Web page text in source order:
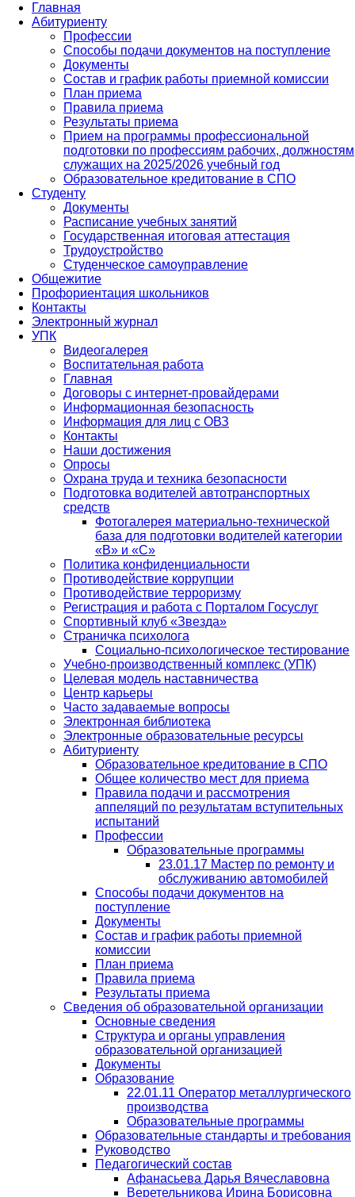
Главная
Абитуриенту
Профессии
Способы подачи документов на поступление
Документы
Состав и график работы приемной комиссии
План приема
Правила приема
Результаты приема
Прием на программы профессиональной
подготовки по профессиям рабочих, должностям
служащих на 2025/2026 учебный год
Образовательное кредитование в СПО
Студенту
Документы
Расписание учебных занятий
Государственная итоговая аттестация
Трудоустройство
Студенческое самоуправление
Общежитие
Профориентация школьников
Контакты
Электронный журнал
УПК
Видеогалерея
Воспитательная работа
Главная
Договоры с интернет-провайдерами
Информационная безопасность
Информация для лиц с ОВЗ
Контакты
Наши достижения
Опросы
Охрана труда и техника безопасности
Подготовка водителей автотранспортных
средств
Фотогалерея материально-технической
база для подготовки водителей категории
«В» и «С»
Политика конфиденциальности
Противодействие коррупции
Противодействие терроризму
Регистрация и работа с Порталом Госуслуг
Спортивный клуб «Звезда»
Страничка психолога
Социально-психологическое тестирование
Учебно-производственный комплекс (УПК)
Целевая модель наставничества
Центр карьеры
Часто задаваемые вопросы
Электронная библиотека
Электронные образовательные ресурсы
Абитуриенту
Образовательное кредитование в СПО
Общее количество мест для приема
Правила подачи и рассмотрения
аппеляций по результатам вступительных
испытаний
Профессии
Образовательные программы
23.01.17 Мастер по ремонту и
обслуживанию автомобилей
Способы подачи документов на
поступление
Документы
Состав и график работы приемной
комиссии
План приема
Правила приема
Результаты приема
Сведения об образовательной организации
Основные сведения
Структура и органы управления
образовательной организацией
Документы
Образование
22.01.11 Оператор металлургического
производства
Образовательные программы
Образовательные стандарты и требования
Руководство
Педагогический состав
Афанасьева Дарья Вячеславовна
Веретельникова Ирина Борисовна